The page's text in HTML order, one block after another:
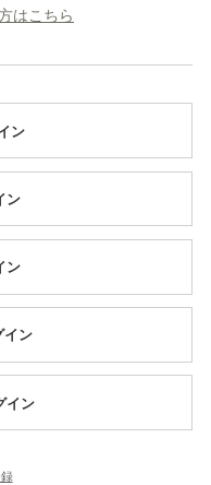
はこちら
ン
ン
ン
イン
イン